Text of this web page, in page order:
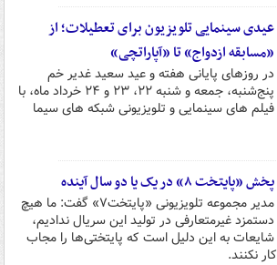
عیدی سینمایی تلویزیون برای تعطیلات؛ از
«مسابقه ازدواج» تا «آپاراتچی»
در روزهای پایانی هفته و عید سعید غدیر خم
پنج‌شنبه، جمعه و شنبه ۲۲، ۲۳ و ۲۴ خرداد ماه، با
فیلم های سینمایی و تلویزیونی شبکه های سیما
پخش «پایتخت ۸» در یک یا دو سال آینده
مدیر مجموعه تلویزیونی «پایتخت۷» گفت: ما هیچ
دستمزد غیرمتعارفی در تولید این سریال ندادیم،
شایعات به این دلیل است که پایتختی‌ها را مجاب
نکنند.